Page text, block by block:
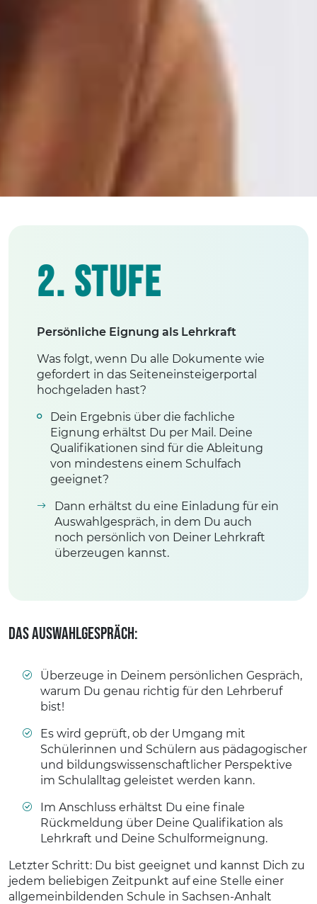
2. Stufe
Persönliche Eignung als Lehrkraft
Was folgt, wenn Du alle Dokumente wie
gefordert in das Seiteneinsteigerportal
hochgeladen hast?
Dein Ergebnis über die fachliche
Eignung erhältst Du per Mail. Deine
Qualifikationen sind für die Ableitung
von mindestens einem Schulfach
geeignet?
Dann erhältst du eine Einladung für ein
Auswahlgespräch, in dem Du auch
noch persönlich von Deiner Lehrkraft
überzeugen kannst.
Das Auswahlgespräch:
Überzeuge in Deinem persönlichen Gespräch,
warum Du genau richtig für den Lehrberuf
bist!
Es wird geprüft, ob der Umgang mit
Schülerinnen und Schülern aus pädagogischer
und bildungswissenschaftlicher Perspektive
im Schulalltag geleistet werden kann.
Im Anschluss erhältst Du eine finale
Rückmeldung über Deine Qualifikation als
Lehrkraft und Deine Schulformeignung.
Letzter Schritt: Du bist geeignet und kannst Dich zu
jedem beliebigen Zeitpunkt auf eine Stelle einer
allgemeinbildenden Schule in Sachsen-Anhalt